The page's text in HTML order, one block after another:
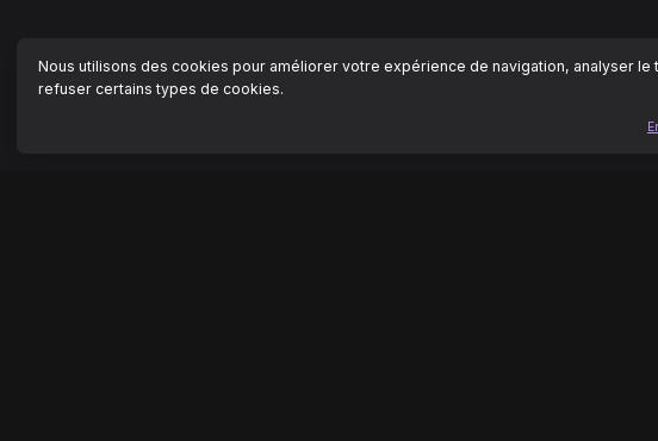
Nous utilisons des cookies pour améliorer votre expérience de navigation, analyser
refuser certains types de cookies.